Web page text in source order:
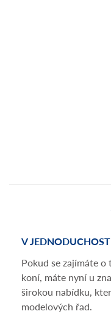
V
Pokud se zajímáte
koní, máte nyní u
širokou nabídku,
modelových řad.